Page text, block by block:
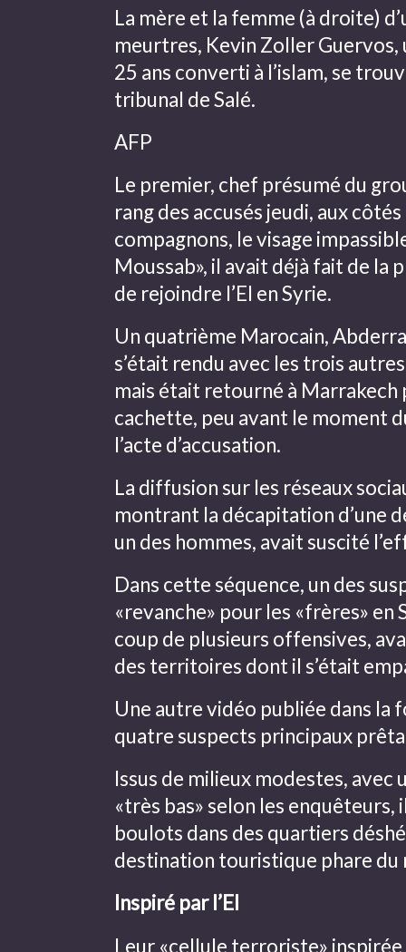
La mère et la femme (à droite)
meurtres, Kevin Zoller Guervos,
25 ans converti à l’islam, se
tribunal de Salé.
AFP
Le premier, chef présumé du
rang des accusés jeudi, aux
compagnons, le visage
Moussab», il avait déjà fait de la
de rejoindre l’EI en Syrie.
Un quatrième Marocain,
s’était rendu avec les trois
mais était retourné à
cachette, peu avant le moment
l’acte d’accusation.
La diffusion sur les réseaux
montrant la décapitation d’une
un des hommes, avait suscité
Dans cette séquence, un des
«revanche» pour les «frères» en
coup de plusieurs offensives,
des territoires dont il s’était
Une autre vidéo publiée dans la
quatre suspects principaux
Issus de milieux modestes, avec
«très bas» selon les
boulots dans des quartiers
destination touristique phare du
Inspiré par l’EI
Leur «cellule terroriste» inspirée